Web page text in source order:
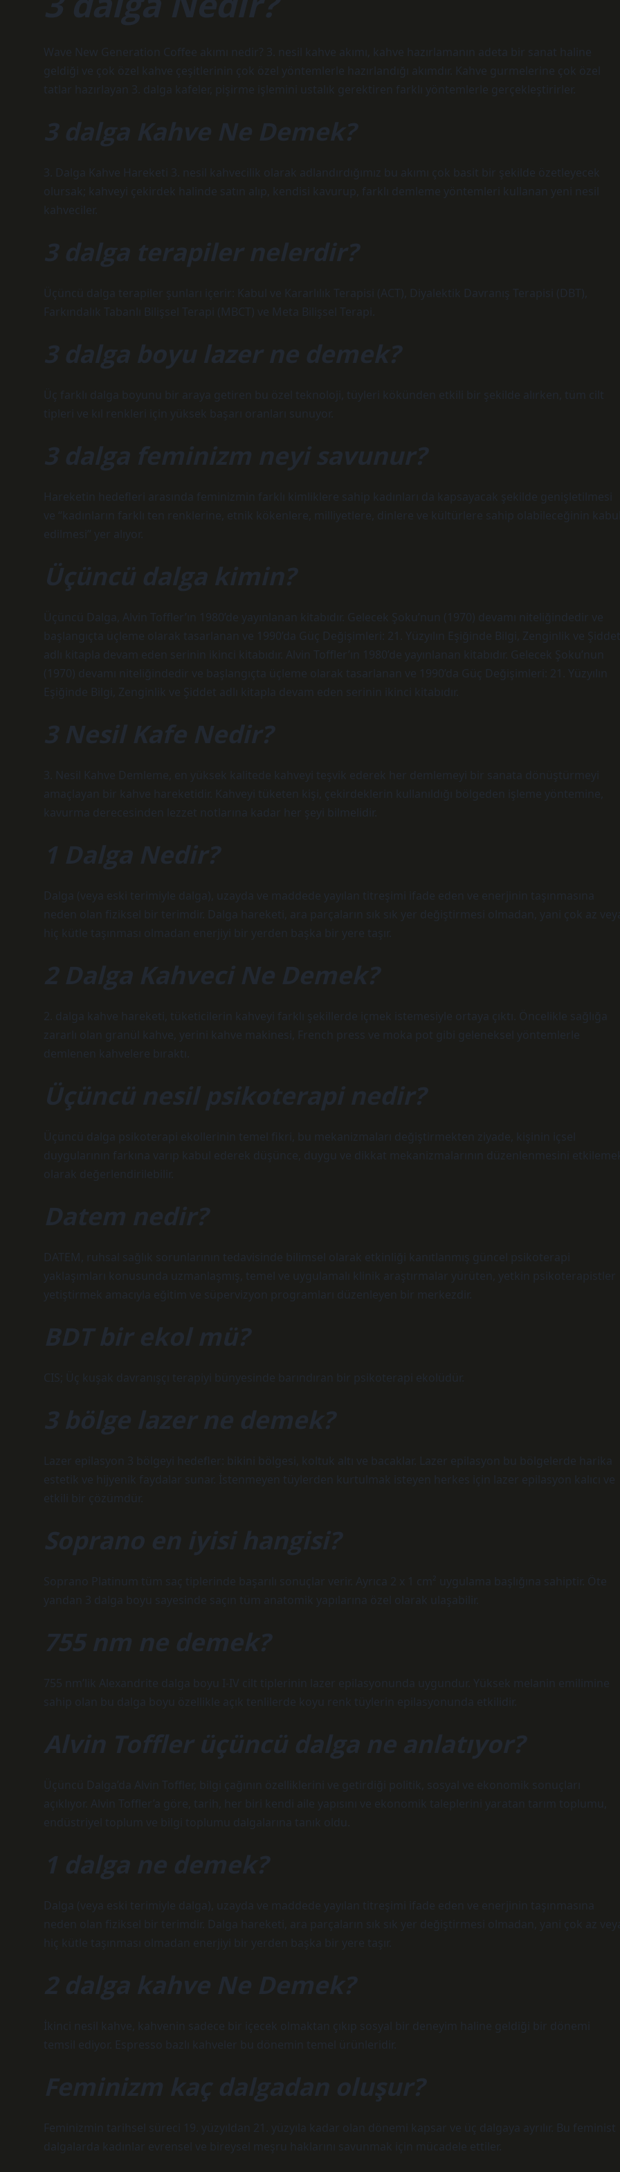
Wave New Generation Coffee akımı nedir? 3. nesil kahve akımı, kahve hazırlamanın adeta bir sanat haline
geldiği ve çok özel kahve çeşitlerinin çok özel yöntemlerle hazırlandığı akımdır. Kahve gurmelerine çok özel
tatlar hazırlayan 3. dalga kafeler, pişirme işlemini ustalık gerektiren farklı yöntemlerle gerçekleştirirler.
3 dalga Kahve Ne Demek?
3. Dalga Kahve Hareketi 3. nesil kahvecilik olarak adlandırdığımız bu akımı çok basit bir şekilde özetleyecek
olursak; kahveyi çekirdek halinde satın alıp, kendisi kavurup, farklı demleme yöntemleri kullanan yeni nesil
kahveciler.
3 dalga terapiler nelerdir?
Üçüncü dalga terapiler şunları içerir: Kabul ve Kararlılık Terapisi (ACT), Diyalektik Davranış Terapisi (DBT),
Farkındalık Tabanlı Bilişsel Terapi (MBCT) ve Meta Bilişsel Terapi.
3 dalga boyu lazer ne demek?
Üç farklı dalga boyunu bir araya getiren bu özel teknoloji, tüyleri kökünden etkili bir şekilde alırken, tüm cilt
tipleri ve kıl renkleri için yüksek başarı oranları sunuyor.
3 dalga feminizm neyi savunur?
Hareketin hedefleri arasında feminizmin farklı kimliklere sahip kadınları da kapsayacak şekilde genişletilmesi
ve “kadınların farklı ten renklerine, etnik kökenlere, milliyetlere, dinlere ve kültürlere sahip olabileceğinin
edilmesi” yer alıyor.
Üçüncü dalga kimin?
Üçüncü Dalga, Alvin Toffler’ın 1980’de yayınlanan kitabıdır. Gelecek Şoku’nun (1970) devamı niteliğindedir ve
başlangıçta üçleme olarak tasarlanan ve 1990’da Güç Değişimleri: 21. Yüzyılın Eşiğinde Bilgi, Zenginlik ve Şiddet
adlı kitapla devam eden serinin ikinci kitabıdır. Alvin Toffler’ın 1980’de yayınlanan kitabıdır. Gelecek Şoku’nun
(1970) devamı niteliğindedir ve başlangıçta üçleme olarak tasarlanan ve 1990’da Güç Değişimleri: 21. Yüzyılın
Eşiğinde Bilgi, Zenginlik ve Şiddet adlı kitapla devam eden serinin ikinci kitabıdır.
3 Nesil Kafe Nedir?
3. Nesil Kahve Demleme, en yüksek kalitede kahveyi teşvik ederek her demlemeyi bir sanata dönüştürmeyi
amaçlayan bir kahve hareketidir. Kahveyi tüketen kişi, çekirdeklerin kullanıldığı bölgeden işleme yöntemine,
kavurma derecesinden lezzet notlarına kadar her şeyi bilmelidir.
1 Dalga Nedir?
Dalga (veya eski terimiyle dalga), uzayda ve maddede yayılan titreşimi ifade eden ve enerjinin taşınmasına
neden olan fiziksel bir terimdir. Dalga hareketi, ara parçaların sık sık yer değiştirmesi olmadan, yani çok az
hiç kütle taşınması olmadan enerjiyi bir yerden başka bir yere taşır.
2 Dalga Kahveci Ne Demek?
2. dalga kahve hareketi, tüketicilerin kahveyi farklı şekillerde içmek istemesiyle ortaya çıktı. Öncelikle sağlığa
zararlı olan granül kahve, yerini kahve makinesi, French press ve moka pot gibi geleneksel yöntemlerle
demlenen kahvelere bıraktı.
Üçüncü nesil psikoterapi nedir?
Üçüncü dalga psikoterapi ekollerinin temel fikri, bu mekanizmaları değiştirmekten ziyade, kişinin içsel
duygularının farkına varıp kabul ederek düşünce, duygu ve dikkat mekanizmalarının düzenlenmesini
olarak değerlendirilebilir.
Datem nedir?
DATEM, ruhsal sağlık sorunlarının tedavisinde bilimsel olarak etkinliği kanıtlanmış güncel psikoterapi
yaklaşımları konusunda uzmanlaşmış, temel ve uygulamalı klinik araştırmalar yürüten, yetkin psikoterapistler
yetiştirmek amacıyla eğitim ve süpervizyon programları düzenleyen bir merkezdir.
BDT bir ekol mü?
CIS; Üç kuşak davranışçı terapiyi bünyesinde barındıran bir psikoterapi ekolüdür.
3 bölge lazer ne demek?
Lazer epilasyon 3 bölgeyi hedefler: bikini bölgesi, koltuk altı ve bacaklar. Lazer epilasyon bu bölgelerde harika
estetik ve hijyenik faydalar sunar. İstenmeyen tüylerden kurtulmak isteyen herkes için lazer epilasyon kalıcı ve
etkili bir çözümdür.
Soprano en iyisi hangisi?
Soprano Platinum tüm saç tiplerinde başarılı sonuçlar verir. Ayrıca 2 x 1 cm² uygulama başlığına sahiptir. Öte
yandan 3 dalga boyu sayesinde saçın tüm anatomik yapılarına özel olarak ulaşabilir.
755 nm ne demek?
755 nm’lik Alexandrite dalga boyu I-IV cilt tiplerinin lazer epilasyonunda uygundur. Yüksek melanin emilimine
sahip olan bu dalga boyu özellikle açık tenlilerde koyu renk tüylerin epilasyonunda etkilidir.
Alvin Toffler üçüncü dalga ne anlatıyor?
Üçüncü Dalga’da Alvin Toffler, bilgi çağının özelliklerini ve getirdiği politik, sosyal ve ekonomik sonuçları
açıklıyor. Alvin Toffler’a göre, tarih, her biri kendi aile yapısını ve ekonomik taleplerini yaratan tarım toplumu,
endüstriyel toplum ve bilgi toplumu dalgalarına tanık oldu.
1 dalga ne demek?
Dalga (veya eski terimiyle dalga), uzayda ve maddede yayılan titreşimi ifade eden ve enerjinin taşınmasına
neden olan fiziksel bir terimdir. Dalga hareketi, ara parçaların sık sık yer değiştirmesi olmadan, yani çok az
hiç kütle taşınması olmadan enerjiyi bir yerden başka bir yere taşır.
2 dalga kahve Ne Demek?
İkinci nesil kahve, kahvenin sadece bir içecek olmaktan çıkıp sosyal bir deneyim haline geldiği bir dönemi
temsil ediyor. Espresso bazlı kahveler bu dönemin temel ürünleridir.
Feminizm kaç dalgadan oluşur?
Feminizmin tarihsel süreci 19. yüzyıldan 21. yüzyıla kadar olan dönemi kapsar ve üç dalgaya ayrılır. Bu feminist
dalgalarda kadınlar evrensel ve bireysel meşru haklarını savunmak için mücadele ettiler.